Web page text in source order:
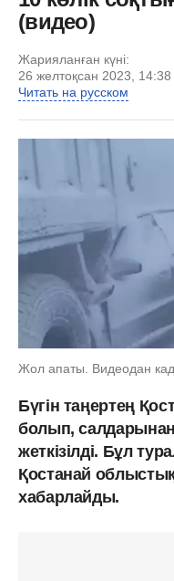
(видео)
Жарияланған күні:
26 желтоқсан 2023, 14:38
Читать на русском
Жол апаты. Видеодан
Бүгін таңертең
болып, салдарынан
жеткізілді. Бұл
Қостанай
хабарлайды.